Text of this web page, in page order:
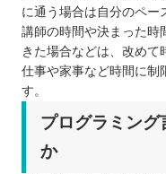
に通う場合は自分のペー
講師の時間や決まった時
きた場合などは、改めて
仕事や家事など時間に制
す。
プログラミン
か